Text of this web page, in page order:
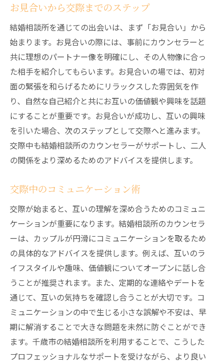
お見合いから交際までのステップ
結婚相談所を通じての出会いは、まず「お見合い」から
始まります。お見合いの際には、事前にカウンセラーと
共に理想のパートナー像を明確にし、その人物像に合っ
た相手を紹介してもらいます。お見合いの場では、初対
面の緊張を和らげるためにリラックスした雰囲気を作
り、自然な自己紹介と共にお互いの価値観や興味を話題
にすることが重要です。お見合いが成功し、互いの興味
を引いた場合、次のステップとして交際へと進みます。
交際中も結婚相談所のカウンセラーがサポートし、二人
の関係をより深めるためのアドバイスを提供します。
交際中のコミュニケーション術
交際が始まると、互いの理解を深め合うためのコミュニ
ケーションが重要になります。結婚相談所のカウンセラ
ーは、カップルが円滑にコミュニケーションを取るため
の具体的なアドバイスを提供します。例えば、互いのラ
イフスタイルや趣味、価値観についてオープンに話し合
うことが推奨されます。また、定期的な連絡やデートを
通じて、互いの気持ちを確認し合うことが大切です。コ
ミュニケーションの中で生じる小さな誤解や不安は、早
期に解消することで大きな問題を未然に防ぐことができ
ます。千歳市の結婚相談所を利用することで、こうした
プロフェッショナルなサポートを受けながら、より良い